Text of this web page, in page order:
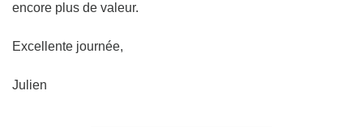
encore plus de valeur.
Excellente journée,
Julien